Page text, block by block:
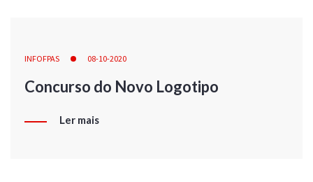
INFOFPAS 08-10-2020
Concurso do Novo Logotipo
Ler mais